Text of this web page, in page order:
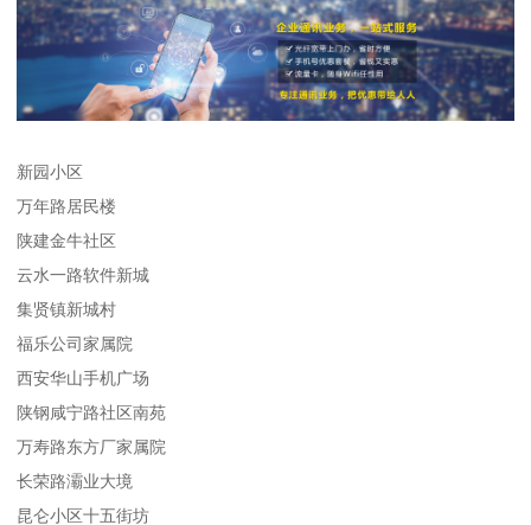
新园小区
万年路居民楼
陕建金牛社区
云水一路软件新城
集贤镇新城村
福乐公司家属院
西安华山手机广场
陕钢咸宁路社区南苑
万寿路东方厂家属院
长荣路灞业大境
昆仑小区十五街坊